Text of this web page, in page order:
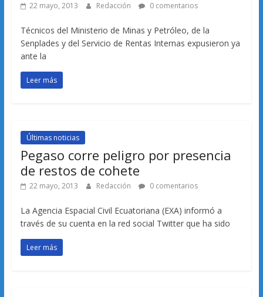
22 mayo, 2013 Redacción 0 comentarios
Técnicos del Ministerio de Minas y Petróleo, de la
Senplades y del Servicio de Rentas Internas expusieron ya
ante la
Leer más
Últimas noticias
Pegaso corre peligro por presencia
de restos de cohete
22 mayo, 2013 Redacción 0 comentarios
La Agencia Espacial Civil Ecuatoriana (EXA) informó a
través de su cuenta en la red social Twitter que ha sido
Leer más